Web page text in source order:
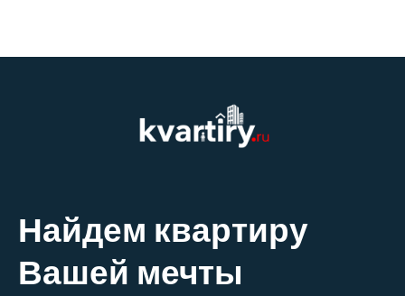
Найдем квартиру
Вашей мечты